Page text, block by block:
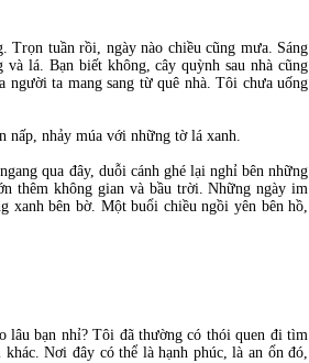
Trọn tuần rồi, ngày nào chiều cũng mưa. Sáng
lá. Bạn biết không, cây quỳnh sau nhà cũng
ta mang sang từ quê nhà. Tôi chưa uống
nấp, nhảy múa với những tờ lá xanh.
qua đây, duỗi cánh ghé lại nghỉ bên những
thêm không gian và bầu trời. Những ngày im
xanh bên bờ. Một buổi chiều ngồi yên bên hồ,
lâu bạn nhỉ? Tôi đã thường có thói quen đi tìm
Nơi đây có thể là hạnh phúc, là an ổn đó,